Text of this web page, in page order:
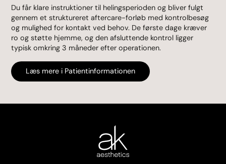
Du får klare instruktioner til helingsperioden og bliver fulgt
gennem et struktureret aftercare-forløb med kontrolbesøg
og mulighed for kontakt ved behov. De første dage kræver
ro og støtte hjemme, og den afsluttende kontrol ligger
typisk omkring 3 måneder efter operationen.
Læs mere i Patientinformationen